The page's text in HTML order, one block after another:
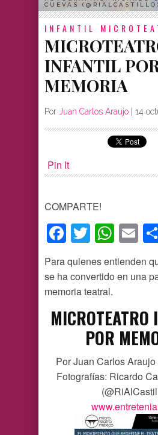
CUEVAS (@RIALCASTILLO)
INFANTIL
INFANTIL
MEMORIA
Por Juan Carlos Araujo | 14
Pin It
COMPARTE!
Facebook
Twitter
Para quienes entienden
se ha convertido en una
memoria teatral.
MICROTEATRO
POR
Por Juan Carlos
Fotografías: Ricardo